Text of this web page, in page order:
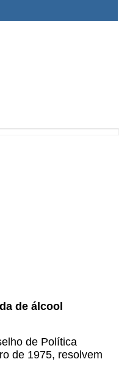
de álcool
de Política
de 1975, resolvem